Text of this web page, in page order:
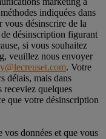
indiquées dans
vous désinscrire de la
désinscription figurant
si vous souhaitez
veuillez nous envoyer
. Votre
délais, mais dans
receviez quelques
que votre désinscription
données et que vous